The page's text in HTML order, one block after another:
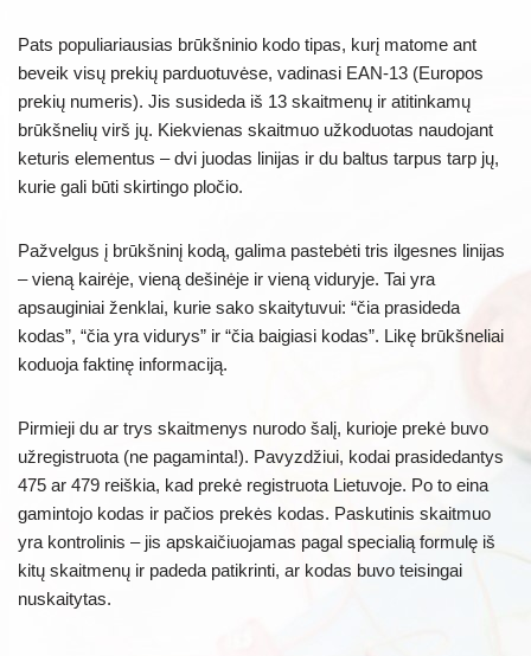
Pats populiariausias brūkšninio kodo tipas, kurį matome ant
beveik visų prekių parduotuvėse, vadinasi EAN-13 (Europos
prekių numeris). Jis susideda iš 13 skaitmenų ir atitinkamų
brūkšnelių virš jų. Kiekvienas skaitmuo užkoduotas naudojant
keturis elementus – dvi juodas linijas ir du baltus tarpus tarp jų,
kurie gali būti skirtingo pločio.
Pažvelgus į brūkšninį kodą, galima pastebėti tris ilgesnes linijas
– vieną kairėje, vieną dešinėje ir vieną viduryje. Tai yra
apsauginiai ženklai, kurie sako skaitytuvui: “čia prasideda
kodas”, “čia yra vidurys” ir “čia baigiasi kodas”. Likę brūkšneliai
koduoja faktinę informaciją.
Pirmieji du ar trys skaitmenys nurodo šalį, kurioje prekė buvo
užregistruota (ne pagaminta!). Pavyzdžiui, kodai prasidedantys
475 ar 479 reiškia, kad prekė registruota Lietuvoje. Po to eina
gamintojo kodas ir pačios prekės kodas. Paskutinis skaitmuo
yra kontrolinis – jis apskaičiuojamas pagal specialią formulę iš
kitų skaitmenų ir padeda patikrinti, ar kodas buvo teisingai
nuskaitytas.